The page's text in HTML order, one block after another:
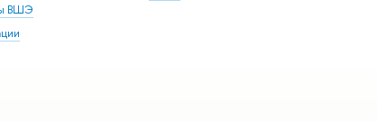
ВШЭ